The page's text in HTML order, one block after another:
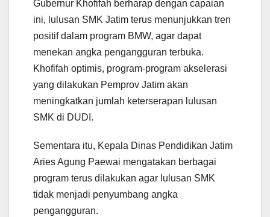
Gubernur Khofifah berharap dengan capaian
ini, lulusan SMK Jatim terus menunjukkan tren
positif dalam program BMW, agar dapat
menekan angka pengangguran terbuka.
Khofifah optimis, program-program akselerasi
yang dilakukan Pemprov Jatim akan
meningkatkan jumlah keterserapan lulusan
SMK di DUDI.
Sementara itu, Kepala Dinas Pendidikan Jatim
Aries Agung Paewai mengatakan berbagai
program terus dilakukan agar lulusan SMK
tidak menjadi penyumbang angka
pengangguran.